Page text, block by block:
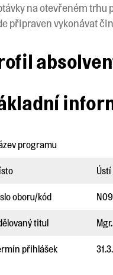
na otevřeném trhu
připraven vykonávat
programu
oboru/kód
titul Mgr.
přihlášek